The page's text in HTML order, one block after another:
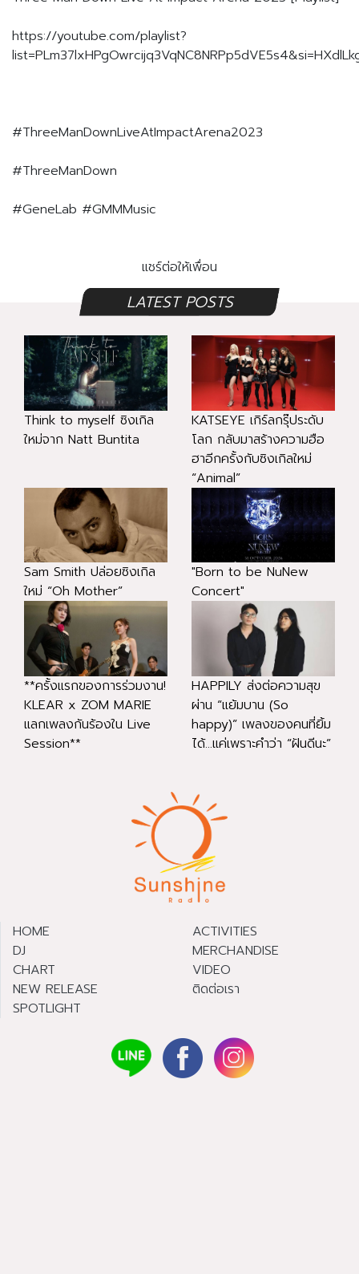
https://youtube.com/playlist?
#ThreeManDownLiveAtImpactArena2023
#ThreeManDown
#GeneLab #GMMMusic
แชร์ต่อให้เพื่อน
LATEST POSTS
Think to myself ซิงเกิล
ใหม่จาก Natt Buntita
KATSEYE เกิร์ลกรุ๊ประดับ
โลก กลับมาสร้างความฮือ
ฮาอีกครั้งกับซิงเกิลใหม่
“Animal”
Sam Smith ปล่อยซิงเกิล
ใหม่ “Oh Mother”
"Born to be NuNew
Concert"
**ครั้งแรกของการร่วมงาน!
KLEAR x ZOM MARIE
แลกเพลงกันร้องใน Live
Session**
HAPPILY ส่งต่อความสุข
ผ่าน “แย้มบาน (So
happy)” เพลงของคนที่ยิ้ม
ได้...แค่เพราะคำว่า “ฝันดีนะ”
HOME
DJ
CHART
NEW RELEASE
SPOTLIGHT
ACTIVITIES
MERCHANDISE
VIDEO
ติดต่อเรา